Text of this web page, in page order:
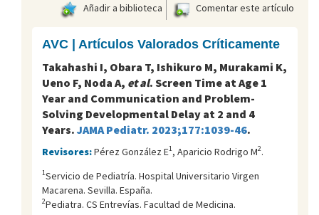
Añadir a biblioteca
Comentar este artículo
AVC | Artículos Valorados Críticamente
Takahashi I, Obara T, Ishikuro M, Murakami K,
Ueno F, Noda A, et al. Screen Time at Age 1
Year and Communication and Problem-
Solving Developmental Delay at 2 and 4
Years. JAMA Pediatr. 2023;177:1039-46.
Revisores:Pérez González E1, Aparicio Rodrigo M2.
1Servicio de Pediatría. Hospital Universitario Virgen
Macarena. Sevilla. España.
2Pediatra. CS Entrevías. Facultad de Medicina.